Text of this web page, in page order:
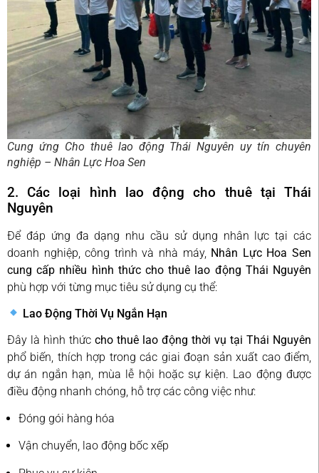
Cung ứng Cho thuê lao động Thái Nguyên uy tín chuyên
nghiệp – Nhân Lực Hoa Sen
2. Các loại hình lao động cho thuê tại Thái
Nguyên
Để đáp ứng đa dạng nhu cầu sử dụng nhân lực tại các
doanh nghiệp, công trình và nhà máy, Nhân Lực Hoa Sen
cung cấp nhiều hình thức cho thuê lao động Thái Nguyên
phù hợp với từng mục tiêu sử dụng cụ thể:
Lao Động Thời Vụ Ngắn Hạn
Đây là hình thức cho thuê lao động thời vụ tại Thái Nguyên
phổ biến, thích hợp trong các giai đoạn sản xuất cao điểm,
dự án ngắn hạn, mùa lễ hội hoặc sự kiện. Lao động được
điều động nhanh chóng, hỗ trợ các công việc như:
Đóng gói hàng hóa
Vận chuyển, lao động bốc xếp